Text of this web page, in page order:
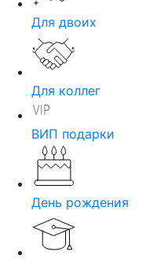
Для двоих
Для коллег
ВИП подарки
День рождения